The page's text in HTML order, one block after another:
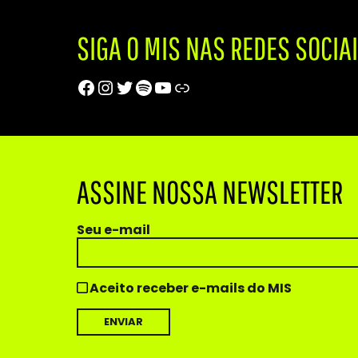
SIGA O MIS NAS REDES
Facebook
Instagram
Twitter
Spotify
Youtube
Trip Advisor
ASSINE NOSSA NEWSLETTER
Seu e-mail
Aceito receber e-mails do MIS